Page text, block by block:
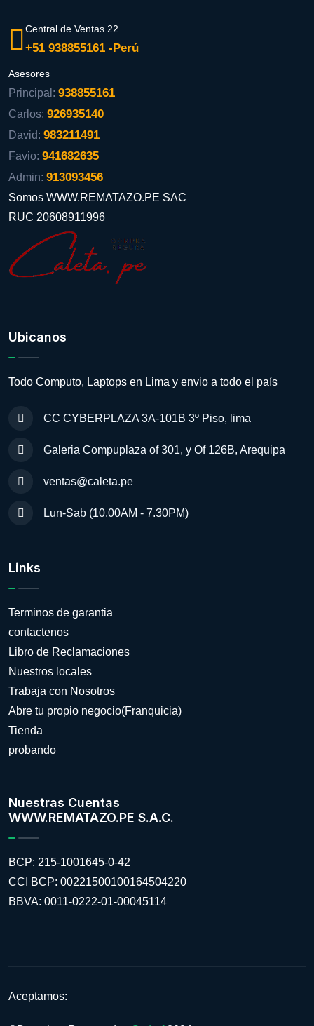
Central de Ventas 22
+51 938855161 -Perú
Asesores
Principal: 938855161
Carlos: 926935140
David: 983211491
Favio: 941682635
Admin: 913093456
Somos WWW.REMATAZO.PE SAC
RUC 20608911996
Ubicanos
Todo Computo, Laptops en Lima y envio a todo el país
CC CYBERPLAZA 3A-101B 3º Piso, lima
Galeria Compuplaza of 301, y Of 126B, Arequipa
ventas@caleta.pe
Lun-Sab (10.00AM - 7.30PM)
Links
Terminos de garantia
contactenos
Libro de Reclamaciones
Nuestros locales
Trabaja con Nosotros
Abre tu propio negocio(Franquicia)
Tienda
probando
Nuestras Cuentas
WWW.REMATAZO.PE S.A.C.
BCP: 215-1001645-0-42
CCI BCP: 00221500100164504220
BBVA: 0011-0222-01-00045114
Aceptamos: